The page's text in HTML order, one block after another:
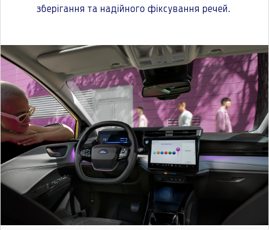
зберігання та надійного фіксування речей.